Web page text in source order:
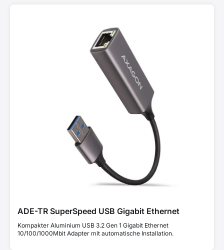
ADE-TR SuperSpeed USB Gigabit Ethernet
Kompakter Aluminium USB 3.2 Gen 1 Gigabit Ethernet
10/100/1000Mbit Adapter mit automatische Installation.